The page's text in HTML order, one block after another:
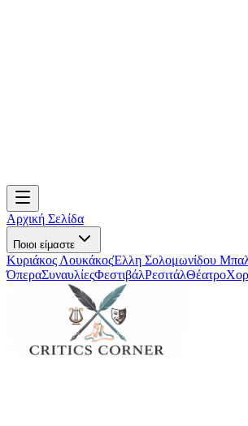
Αρχική Σελίδα
Ποιοι είμαστε
Κυριάκος ΛουκάκοςΈλλη Σολομωνίδου
ΌπεραΣυναυλίεςΦεστιβάλΡεσιτάλΘέατρο